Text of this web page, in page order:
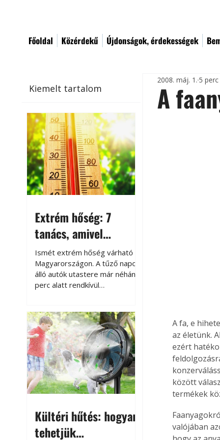
Főoldal Közérdekű Újdonságok, érdekességek
Kiemelt tartalom
Extrém hőség: 7
tanács, amivel
megóvhatjuk
autónkat a nyári
károktól
Ismét extrém hőség várható
Magyarországon. A tűző napon
álló autók utastere már néhány
perc alatt rendkívül
megközelítheti. Ez nemcsak a
beszállást teszi kellemetlenné,
hanem az autó állapotára és a
benne hagyott tárgyakra is
káros hatással lehet. Néhány
egyszerű óvintézkedéssel
azonban jelentősen
csökkenthetjük a hőség káros
Kültéri hűtés: hogyan
tehetjük
A
2008. máj. 1. 5
A fa, e
az életünk.
ezért
között
termékek
valójában